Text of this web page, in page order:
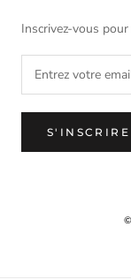
Inscrivez-vous
S'INSCRIRE